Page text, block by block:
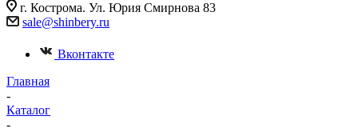
г. Кострома. Ул. Юрия Смирнова 83
sale@shinbery.ru
Вконтакте
Главная
-
Каталог
-